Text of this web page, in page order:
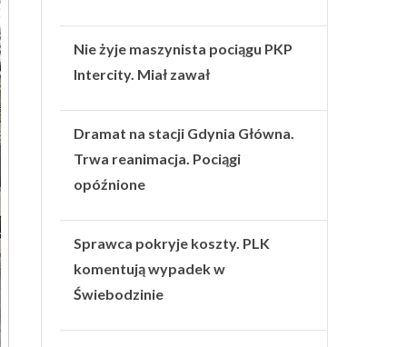
Nie żyje maszynista pociągu PKP
Intercity. Miał zawał
Dramat na stacji Gdynia Główna.
Trwa reanimacja. Pociągi
opóźnione
Sprawca pokryje koszty. PLK
komentują wypadek w
Świebodzinie